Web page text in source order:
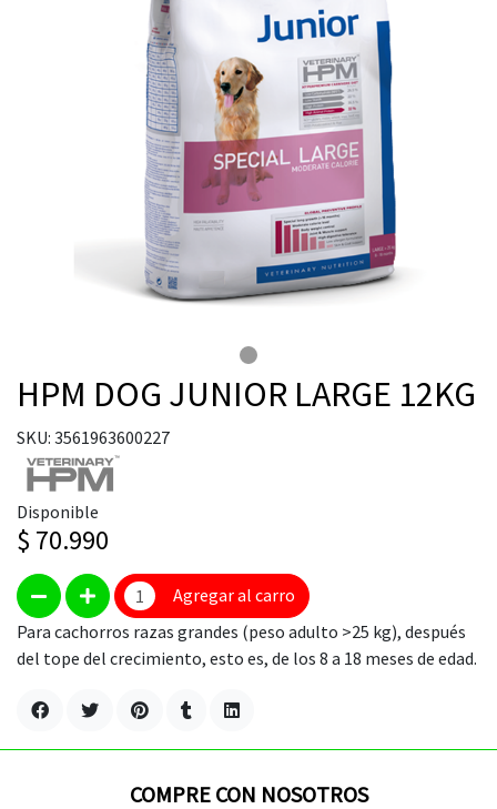
HPM DOG JUNIOR LARGE 12KG
SKU: 3561963600227
Disponible
$ 70.990
Agregar al carro
Para cachorros razas grandes (peso adulto >25 kg), después
del tope del crecimiento, esto es, de los 8 a 18 meses de edad.
COMPRE CON NOSOTROS